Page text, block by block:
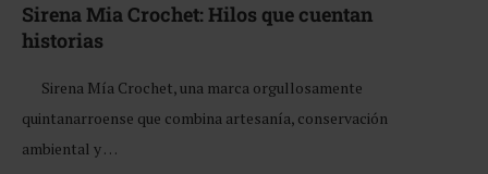
Sirena Mia Crochet: Hilos que cuentan
historias
Sirena Mía Crochet, una marca orgullosamente
quintanarroense que combina artesanía, conservación
ambiental y …